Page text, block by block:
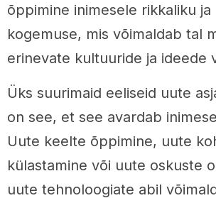
õppimine inimesele rikkaliku ja
kogemuse, mis võimaldab tal
erinevate kultuuride ja ideede
Üks suurimaid eeliseid uute
on see, et see avardab
Uute keelte õppimine, uute
külastamine või uute oskuste
uute tehnoloogiate abil